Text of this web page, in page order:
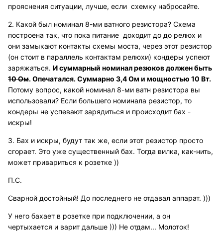
прояснения ситуации, лучше, если схемку набросайте.
2. Какой был номинал 8-ми ватного резистора? Схема
построена так, что пока питание доходит до до релюх и
они замыкают контакты схемы моста, через этот резистор
(он стоит в параллель контактам релюхи) кондеры успеют
заряжаться. И суммарный номинал резюков должен быть
10 Ом. Опечатался. Суммарно 3,4 Ом и мощностью 10 Вт.
Потому вопрос, какой номинал 8-ми ватн резистора вы
использовали? Если большего номинала резистор, то
кондеры не успевают зарядиться и происходит бах -
искры!
3. Бах и искры, будут так же, если этот резистор просто
сгорает. Это уже существенный бах. Тогда вилка, как-нить,
может привариться к розетке ))
П.С.
Сварной достойный! До последнего не отдавал аппарат. )))
У него бахает в розетке при подключении, а он
чертыхается и варит дальше ))) Не отдам... Молоток!